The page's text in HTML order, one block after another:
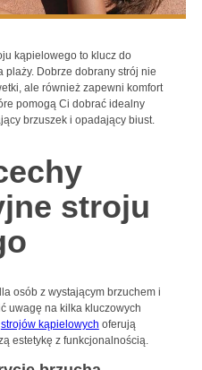
kąpielowego to klucz do
plaży. Dobrze dobrany strój nie
ale również zapewni komfort
pomogą Ci dobrać idealny
brzuszek i opadający biust.
stroju
osób z wystającym brzuchem i
uwagę na kilka kluczowych
strojów kąpielowych oferują
estetykę z funkcjonalnością.